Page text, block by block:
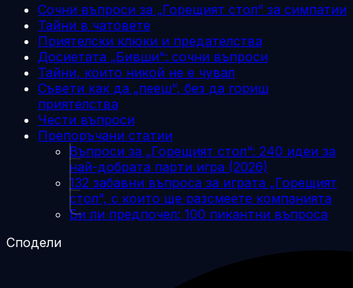
Сочни въпроси за „Горещият стол“ за симпатии
Тайни в чатовете
Приятелски клюки и предателства
Досиетата „Бивши“: сочни въпроси
Тайни, които никой не е чувал
Съвети как да „пееш“, без да гориш
приятелства
Чести въпроси
Препоръчани статии
Въпроси за „Горещият стол“: 240 идеи за
най-добрата парти игра (2026)
132 забавни въпроса за играта „Горещият
стол“, с които ще разсмеете компанията
Би ли предпочел: 100 пикантни въпроса
Сподели